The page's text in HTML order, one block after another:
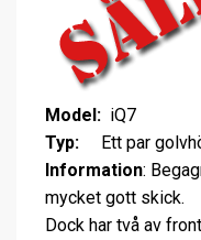
Model: iQ7
Typ: Ett par
Information:
mycket gott skick.
Dock har två av